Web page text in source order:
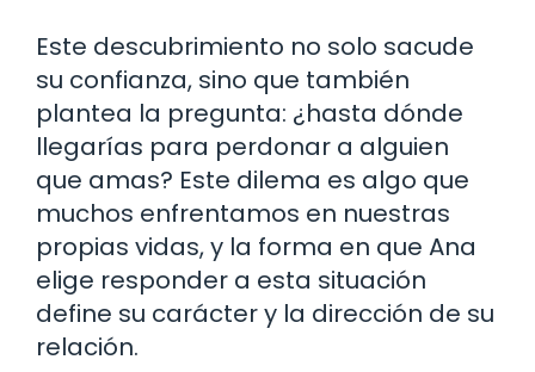
Este descubrimiento no solo sacude
su confianza, sino que también
plantea la pregunta: ¿hasta dónde
llegarías para perdonar a alguien
que amas? Este dilema es algo que
muchos enfrentamos en nuestras
propias vidas, y la forma en que Ana
elige responder a esta situación
define su carácter y la dirección de su
relación.